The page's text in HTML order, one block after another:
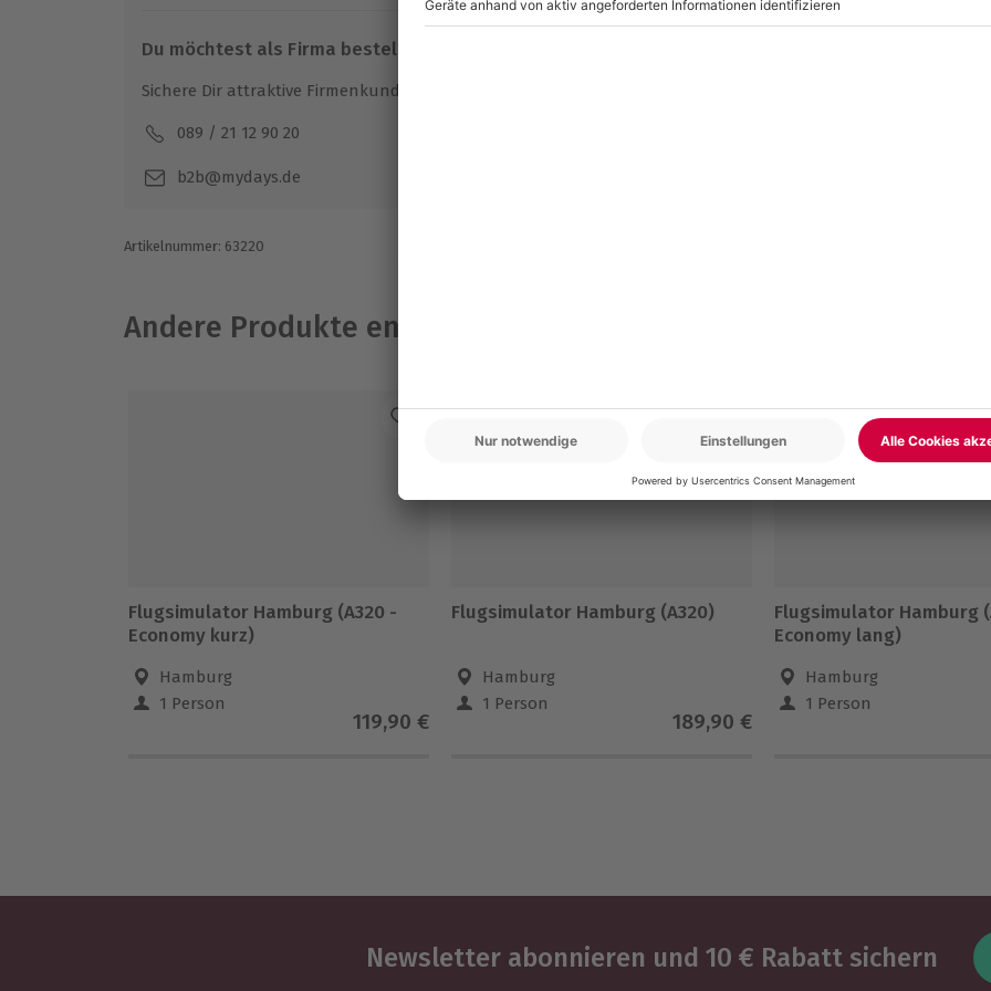
angeboten (die Entscheidung obliegt dem Veranstalter)
Ausrüstung & Kleidung
Teilnehmer
Du möchtest als Firma bestellen?
Sichere Dir attraktive Firmenkunden Vorteile.
089 / 21 12 90 20
b2b@mydays.de
Artikelnummer: 63220
Andere Produkte entdecken
Flugsimulator Hamburg (A320 -
Economy kurz)
Hamburg
1 Person
119,90 €
Flugsimulator Hamburg (A320)
Hamburg
1 Person
189,90 €
Flugsimulator Hamburg
Economy lang)
Hamburg
1 Person
Newsletter abonnieren und 10 € Rabatt sichern